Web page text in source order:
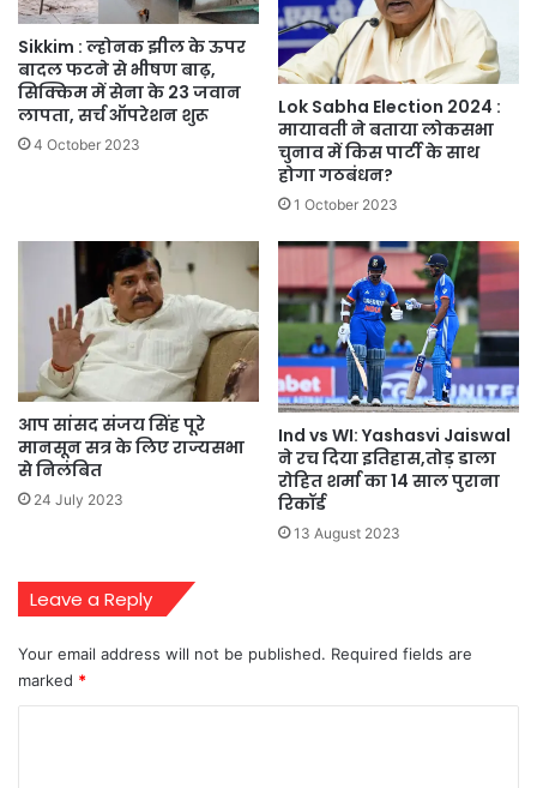
Sikkim : ल्होनक झील के ऊपर
बादल फटने से भीषण बाढ़,
सिक्किम में सेना के 23 जवान
लापता, सर्च ऑपरेशन शुरू
4 October 2023
Lok Sabha Election 2024 :
मायावती ने बताया लोकसभा
चुनाव में किस पार्टी के साथ
होगा गठबंधन?
1 October 2023
आप सांसद संजय सिंह पूरे
मानसून सत्र के लिए राज्यसभा
से निलंबित
24 July 2023
Ind vs WI: Yashasvi Jaiswal
ने रच दिया इतिहास,तोड़ डाला
रोहित शर्मा का 14 साल पुराना
रिकॉर्ड
13 August 2023
Leave a Reply
Your email address will not be published. Required fields are
marked *